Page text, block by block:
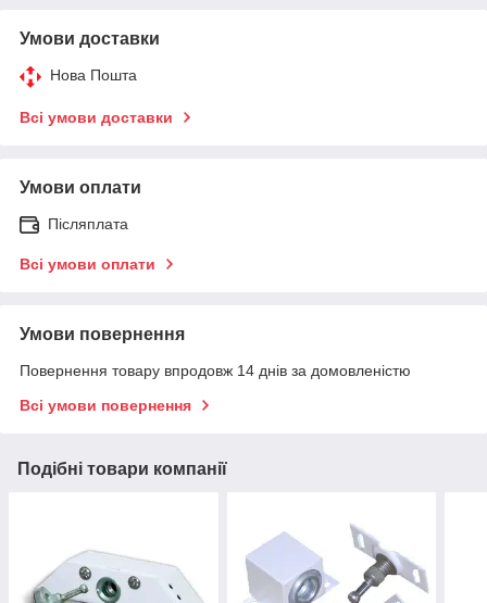
Умови доставки
Нова Пошта
Всі умови доставки
Умови оплати
Післяплата
Всі умови оплати
Умови повернення
Повернення товару впродовж 14 днів за домовленістю
Всі умови повернення
Подібні товари компанії